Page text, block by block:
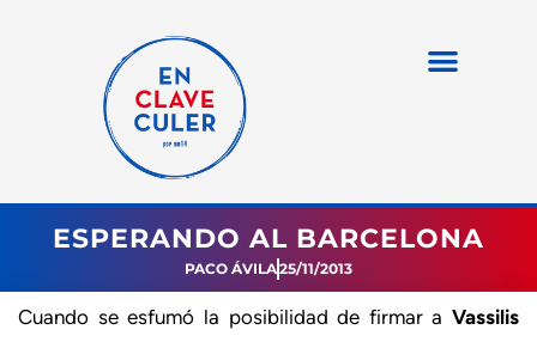
ESPERANDO AL BARCELONA
PACO ÁVILA25/11/2013
Cuando se esfumó la posibilidad de firmar a Vassilis